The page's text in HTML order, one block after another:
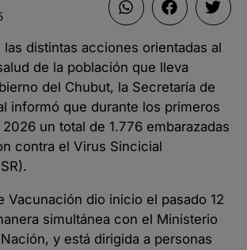
las distintas acciones orientadas al
de la población que lleva
del Chubut, la Secretaría de
informó que durante los primeros
un total de 1.776 embarazadas
contra el Virus Sincicial
Vacunación dio inicio el pasado 12
simultánea con el Ministerio
y está dirigida a personas